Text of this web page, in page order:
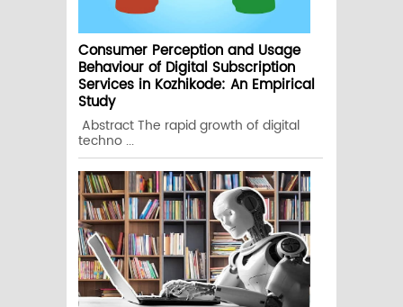
Consumer Perception and Usage
Behaviour of Digital Subscription
Services in Kozhikode: An Empirical
Study
Abstract The rapid growth of digital
techno ...